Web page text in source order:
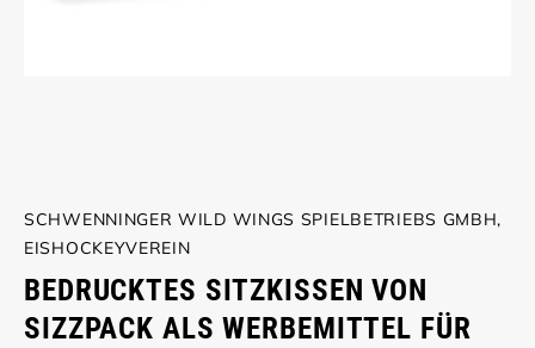
SCHWENNINGER WILD WINGS SPIELBETRIEBS GMBH,
EISHOCKEYVEREIN
BEDRUCKTES SITZKISSEN VON
SIZZPACK ALS WERBEMITTEL FÜR